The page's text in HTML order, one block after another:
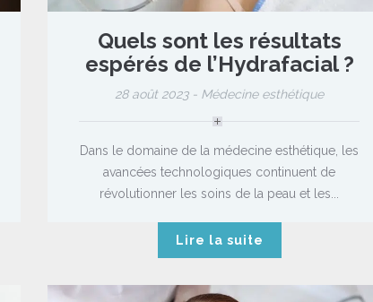
Quels sont les résultats
espérés de l’Hydrafacial ?
28 août 2023 - Médecine esthétique
Dans le domaine de la médecine esthétique, les
avancées technologiques continuent de
révolutionner les soins de la peau et les...
Lire la suite